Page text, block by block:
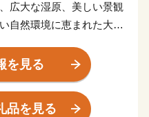
広大な湿原、美しい景観
自然環境に恵まれた大地
、亜寒帯気候の南限に位
程度、平均降水量は
湿で梅雨や台風の影響も
を見る
品を見る